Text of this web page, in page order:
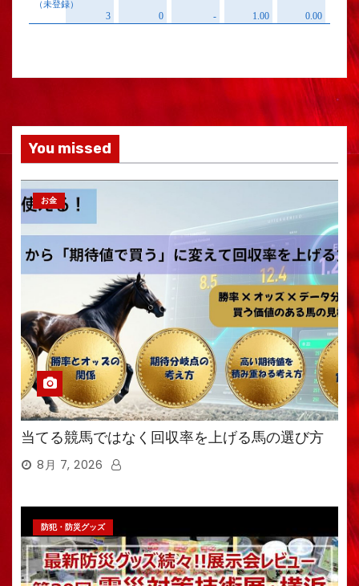
You missed
お金
当てる競馬ではなく回収率を上げる馬の選び方
8月 7, 2026
防犯・防災グッズ